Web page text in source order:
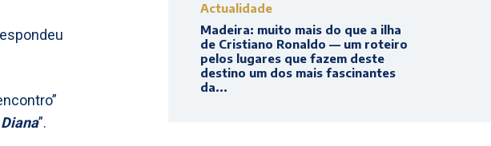
”.
Actualidade
Madeira: muito mais do que a ilha
de Cristiano Ronaldo — um roteiro
pelos lugares que fazem deste
destino um dos mais fascinantes
da...